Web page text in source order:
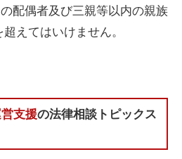
配偶者及び三親等以内の親族
えてはいけません。
支援の法律相談トピックス